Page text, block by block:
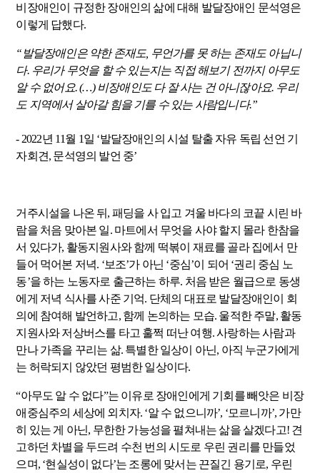
비장애인이 규정한 장애인의 삶에 대해 발달장애인 문석영은
이렇게 답했다.
“ 발달장애인은 약한 존재도, 무언가를 못 하는 존재도 아닙니
다. 우리가 무엇을 할 수 있는지는 직접 해보기 전까지 아무도
알 수 없어요. (…) 비장애인도 다 잘 사는 건 아니잖아요. 우리
도 지역에서 살아갈 힘을 기를 수 있는 사람입니다.”
- 2022년 11월 1일 ‘발달장애인의 시설 탈출 자유 독립 선언 기
자회견, 문석영의 발언 중’
거주시설을 나온 뒤 , 패딩을 사 입고 겨울 바다의 코끝 시린 바
람을 처음 맞아본 일. 마트에서 무엇을 사야 할지 몰라 한참을
서 있다가, 활동지원사와 함께 떡볶이 재료를 골라 집에서 만
들어 먹어본 저녁. ‘보조’가 아닌 ‘중심’이 되어 ‘권리 중심 노
동’을 하는 노동자로 출근하는 하루. 처음 받은 월급으로 동생
에게 저녁 식사를 사준 기억. 단체의 대표로 발달장애인이 회
의에 참여해 발언하고, 함께 논의하는 모습. 울적한 주말, 활동
지원사와 저상버스를 타고 훌쩍 떠난 여행.사랑하는 사람과
만나 가족을 꾸리는 삶. 특별한 일상이 아닌, 아직 누군가에게
는 허락되지 않았던 평범한 일상이다.
“아무도 알 수 없다”는 이유로 장애인에게 기회를 빼앗은 비장
애중심주의 세상에 외치자. ‘알 수 없으니까’, ‘모르니까’, 가만
히 있는 게 아닌, 무한한 가능성을 펼쳐내는 삶을 살겠다고! 견
고하던 차별을 두드려 수천 번의 시도로 우린 권리를 만들었
으며, ‘현실성이 없다’는 조롱에 맞서는 끈질긴 용기로, 우린